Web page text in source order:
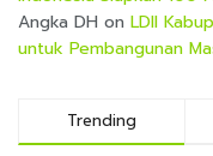
Angka DH on LDII
untuk Pembangunan
Trending